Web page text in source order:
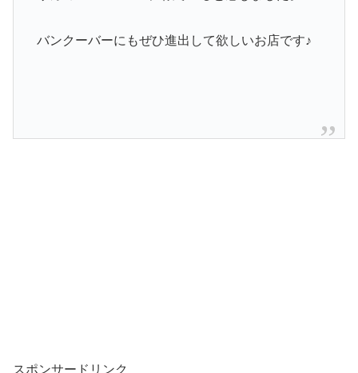
バンクーバーにもぜひ進出して欲しいお店です♪
スポンサードリンク